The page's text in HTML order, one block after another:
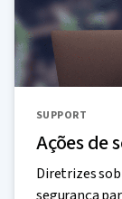
SUPPORT
Ações de
Diretrizes